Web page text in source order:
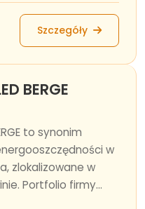
Szczegóły
BERGE
to synonim
w
zlokalizowane w
Portfolio firmy...